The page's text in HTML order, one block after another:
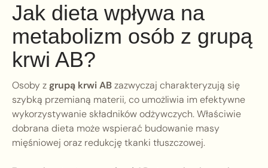
Jak dieta wpływa na
metabolizm osób z grupą
krwi AB?
Osoby zgrupą krwi ABzazwyczaj charakteryzują się
szybką przemianą materii, co umożliwia im efektywne
wykorzystywanie składników odżywczych. Właściwie
dobrana dieta może wspierać budowanie masy
mięśniowej oraz redukcję tkanki tłuszczowej.